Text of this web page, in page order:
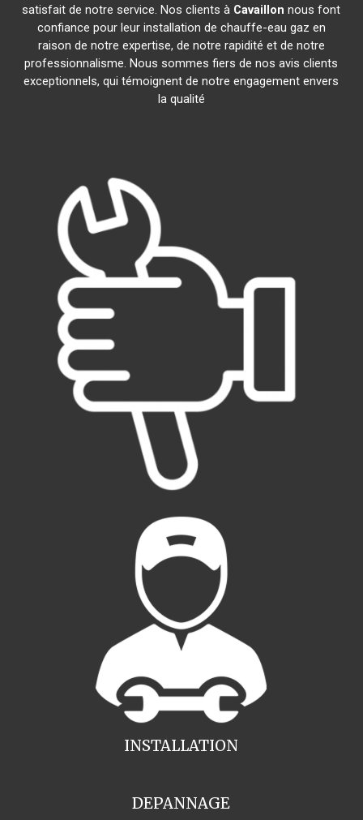
satisfait de notre service. Nos clients à Cavaillon nous font
confiance pour leur installation de chauffe-eau gaz en
raison de notre expertise, de notre rapidité et de notre
professionnalisme. Nous sommes fiers de nos avis clients
exceptionnels, qui témoignent de notre engagement envers
la qualité
INSTALLATION
DEPANNAGE